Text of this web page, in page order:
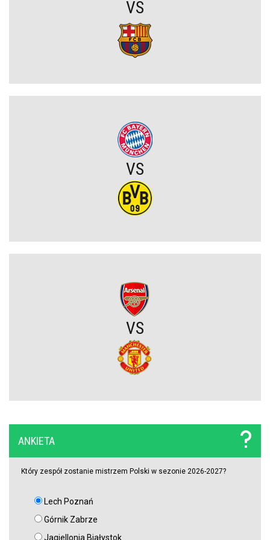
Szokujący zwrot akcji na rynku transferowym. Gwiazdor odrzucił
ofertę Real Madryti zagra w Barcelonie
OFICJALNIE: Vinicius Junior przedłużył kontrakt z Realem Madryt!
Raków rozczarował. Szwedzi wyjechali spod Jasnej Góry z cennym
Koszmarny mecz GKS. Katowiczanie zawalili w obronie i na
Wielkie zwycięstwo Jagiellonii. Duma Podlasia podniosła się po
fatalnym ciosie na początku (VIDEO)
Wylosowano pary I rundy Pucharu Polski. Legia i Widzew wpadły
na rywali z PKO BP Ekstraklasy!
PSG wyceniło Bradley’a Barcolę! Liverpool zainteresowany
Polski obrońca opuścił PKO BP Ekstraklasę. Rekordowy transfer.
Zagra teraz w Turcji
Francuzi już tak. Lider Korony Kielce odchodzi
VS
VS
VS
ANKIETA
Który zespół zostanie mistrzem Polski w sezonie 2026-2027?
Lech Poznań
Górnik Zabrze
Jagiellonia Białystok